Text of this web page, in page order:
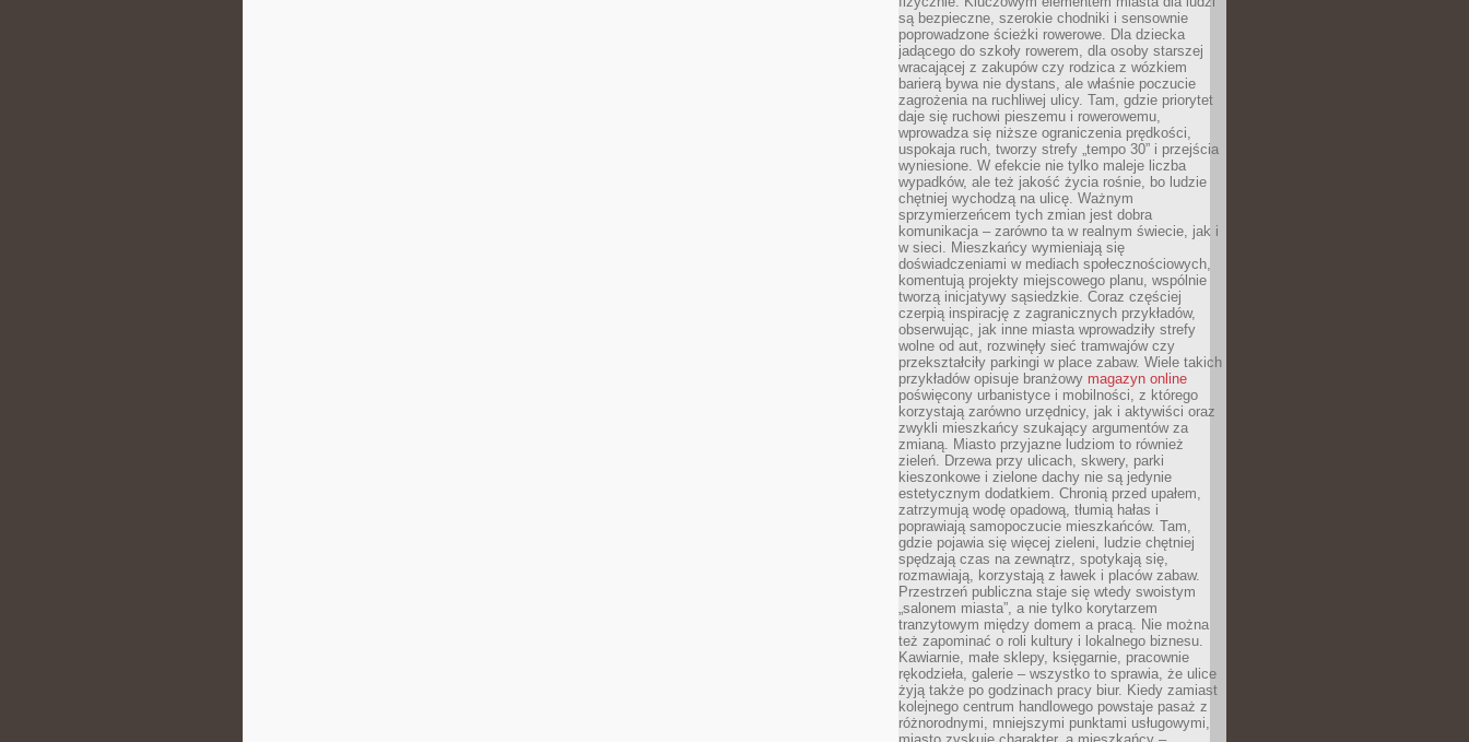
są bezpieczne, szerokie chodniki i sensownie
poprowadzone ścieżki rowerowe. Dla dziecka
jadącego do szkoły rowerem, dla osoby starszej
wracającej z zakupów czy rodzica z wózkiem
barierą bywa nie dystans, ale właśnie poczucie
zagrożenia na ruchliwej ulicy. Tam, gdzie priorytet
daje się ruchowi pieszemu i rowerowemu,
wprowadza się niższe ograniczenia prędkości,
uspokaja ruch, tworzy strefy „tempo 30” i przejścia
wyniesione. W efekcie nie tylko maleje liczba
wypadków, ale też jakość życia rośnie, bo ludzie
chętniej wychodzą na ulicę. Ważnym
sprzymierzeńcem tych zmian jest dobra
komunikacja – zarówno ta w realnym świecie, jak i
w sieci. Mieszkańcy wymieniają się
doświadczeniami w mediach społecznościowych,
komentują projekty miejscowego planu, wspólnie
tworzą inicjatywy sąsiedzkie. Coraz częściej
czerpią inspirację z zagranicznych przykładów,
obserwując, jak inne miasta wprowadziły strefy
wolne od aut, rozwinęły sieć tramwajów czy
przekształciły parkingi w place zabaw. Wiele takich
przykładów opisuje branżowy magazyn online
poświęcony urbanistyce i mobilności, z którego
korzystają zarówno urzędnicy, jak i aktywiści oraz
zwykli mieszkańcy szukający argumentów za
zmianą. Miasto przyjazne ludziom to również
zieleń. Drzewa przy ulicach, skwery, parki
kieszonkowe i zielone dachy nie są jedynie
estetycznym dodatkiem. Chronią przed upałem,
zatrzymują wodę opadową, tłumią hałas i
poprawiają samopoczucie mieszkańców. Tam,
gdzie pojawia się więcej zieleni, ludzie chętniej
spędzają czas na zewnątrz, spotykają się,
rozmawiają, korzystają z ławek i placów zabaw.
Przestrzeń publiczna staje się wtedy swoistym
„salonem miasta”, a nie tylko korytarzem
tranzytowym między domem a pracą. Nie można
też zapominać o roli kultury i lokalnego biznesu.
Kawiarnie, małe sklepy, księgarnie, pracownie
rękodzieła, galerie – wszystko to sprawia, że ulice
żyją także po godzinach pracy biur. Kiedy zamiast
kolejnego centrum handlowego powstaje pasaż z
różnorodnymi, mniejszymi punktami usługowymi,